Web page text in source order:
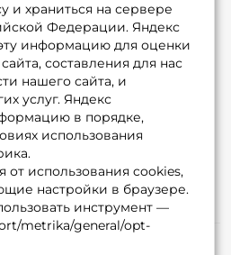
и храниться на сервере
Федерации. Яндекс
информацию для оценки
составления для нас
нашего сайта, и
услуг. Яндекс
в порядке,
использования
от использования cookies,
настройки в браузере.
инструмент —
metrika/general/opt-
соглашаетесь на обработку
аккаунт
есть аккаунт
Оплата
bonus
Гуру
программа
д.7